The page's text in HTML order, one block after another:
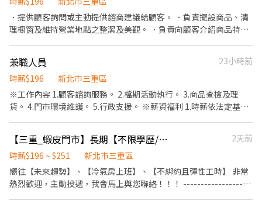
．提供顧客詢問或主動提供諮商建議給顧客。 ．負責擺設商品、清
理櫥窗及維持營業地點之整潔及美觀。 ．負責向顧客介紹商品特
兼職人員
23小時前
時薪$196
新北市三重區
※工作內容 1.顧客諮詢服務。 2.檔期活動執行。 3.商品查檢及理
貨。 4.門市環境維護。 5.行政支援。 ※薪資福利 1.時薪依法定基本
元。 ※應徵條件 1.喜愛美妝，具服務熱忱。 2.假日須排班。 3.誠徵
長期工讀，短期勿試。 4.履歷初審合格者，3天內由門市聯繫面試，
請保持手機暢通；不符合者恕不另行通知。
【三重_蝦皮門市】長期【不限學歷/兼職】快速錄取TO
2天前
時薪$196 ~ $251
新北市三重區
嚮往【未來趨勢】、【冷氣房上班】、【不綁約且彈性工時】 非常
熱烈歡迎，主動投遞，我會馬上與您聯絡！！！ -------------------